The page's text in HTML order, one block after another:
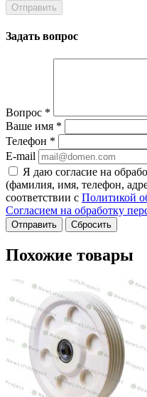
Задать вопрос
Вопрос *
Ваше имя *
Телефон *
E-mail
Я даю согласие на
(фамилия, имя, телефон,
соответствии с Политикой
Согласием на обработку
Сбросить
Похожие товары